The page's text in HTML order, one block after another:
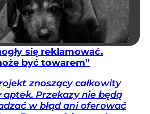
się reklamować.
być towarem”
znoszący całkowity
Przekazy nie będą
w błąd ani oferować